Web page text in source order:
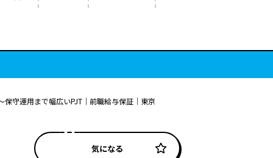
守運用まで幅広いPJT｜前職給与保証｜東京
気になる